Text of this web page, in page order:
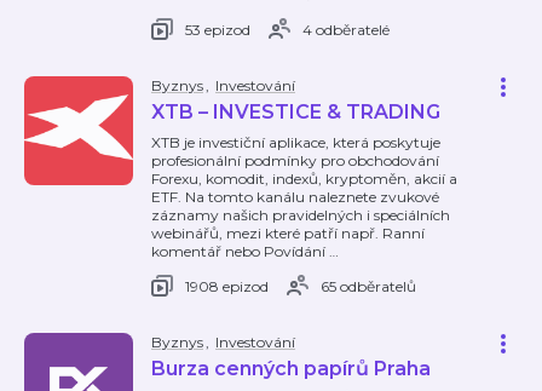
53 epizod
4 odběratelé
Byznys, Investování
XTB – INVESTICE & TRADING
XTB je investiční aplikace, která poskytuje
profesionální podmínky pro obchodování
Forexu, komodit, indexů, kryptoměn, akcií a
ETF. Na tomto kanálu naleznete zvukové
záznamy našich pravidelných i speciálních
webinářů, mezi které patří např. Ranní
komentář nebo Povídání …
1908 epizod
65 odběratelů
Byznys, Investování
Burza cenných papírů Praha